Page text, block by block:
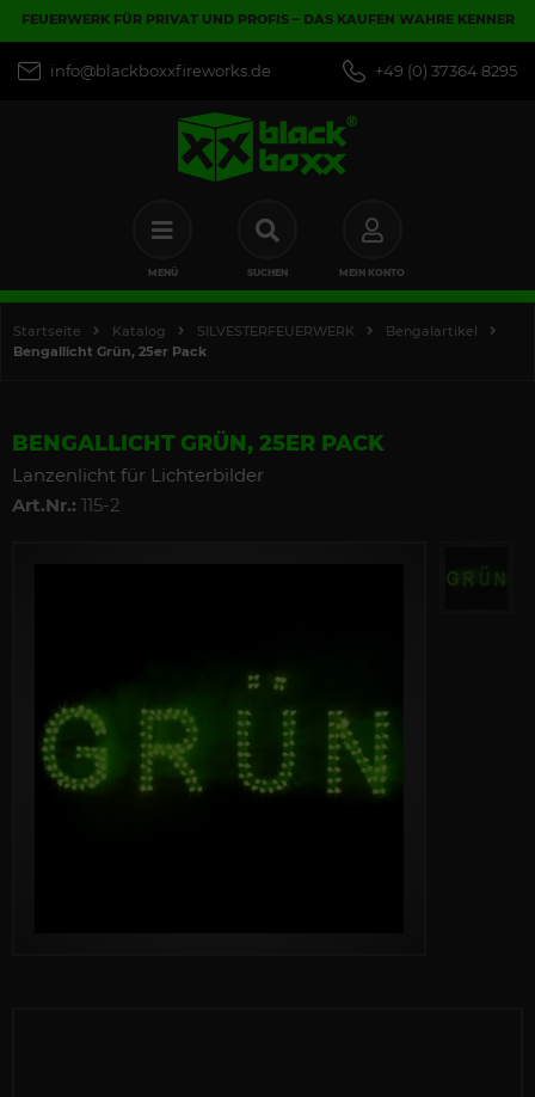
FEUERWERK FÜR PRIVAT UND PROFIS – DAS KAUFEN WAHRE KENNER
info@blackboxxfireworks.de +49 (0) 37364 8295
MENÜ SUCHEN MEIN KONTO
Startseite Katalog SILVESTERFEUERWERK
Bengalartikel
Bengallicht Grün, 25er Pack
BENGALLICHT GRÜN, 25ER PACK
Lanzenlicht für Lichterbilder
Art.Nr.: 115-2